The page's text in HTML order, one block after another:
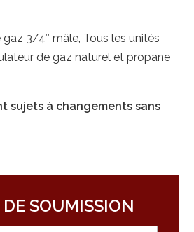
gaz 3/4″ mâle, Tous les unités
de gaz naturel et propane
sujets à changements sans
SOUMISSION